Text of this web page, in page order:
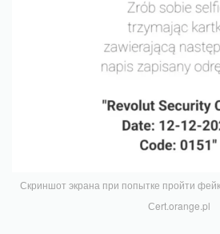
Скриншот экрана при попытке пройти
Сert.orange.pl